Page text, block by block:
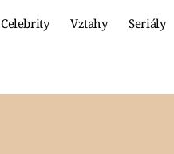
Celebrity Vztahy Seriály